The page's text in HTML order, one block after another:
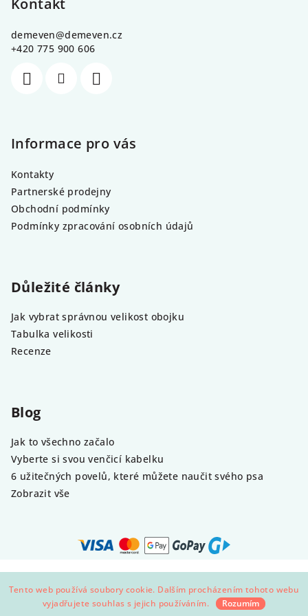
Tento web používá soubory cookie. Dalším procházením tohoto webu
vyjadřujete souhlas s jejich používáním.
Rozumím
demeven@demeven.cz
+420 775 900 606
Informace pro vás
Kontakty
Partnerské prodejny
Obchodní podmínky
Podmínky zpracování osobních údajů
Důležité články
Jak vybrat správnou velikost obojku
Tabulka velikosti
Recenze
Blog
Jak to všechno začalo
Vyberte si svou venčicí kabelku
6 užitečných povelů, které můžete naučit svého psa
Zobrazit vše
Copyright 2026Demeven. Všechna práva vyhrazena.
Vytvořil Shoptet